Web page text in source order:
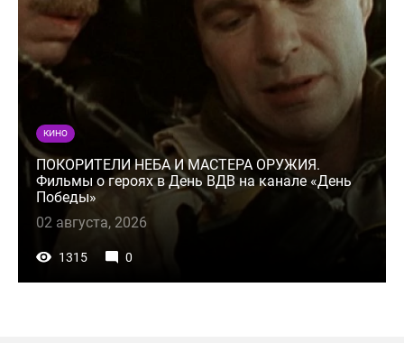
КИНО
ПОКОРИТЕЛИ НЕБА И МАСТЕРА ОРУЖИЯ.
Фильмы о героях в День ВДВ на канале «День
Победы»
02 августа, 2026
1315 0